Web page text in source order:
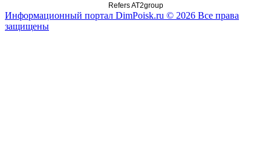
Refers AT2group
Информационный портал DimPoisk.ru © 2026 Все права
защищены